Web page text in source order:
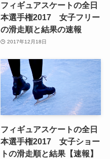
フィギュアスケートの全日
本選手権2017 女子フリー
の滑走順と結果の速報
2017年12月18日
フィギュアスケートの全日
本選手権2017 女子ショー
トの滑走順と結果【速報】